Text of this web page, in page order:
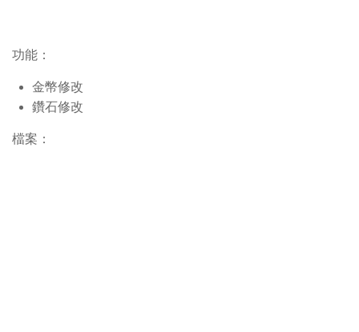
功能：
金幣修改
鑽石修改
檔案：